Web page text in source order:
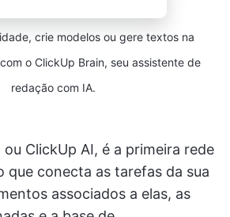
crie modelos ou gere textos na
o ClickUp Brain, seu assistente de
redação com IA.
ou ClickUp AI, é a primeira rede
que conecta as tarefas da sua
associados a elas, as